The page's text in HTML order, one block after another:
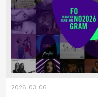
2026. 03. 06